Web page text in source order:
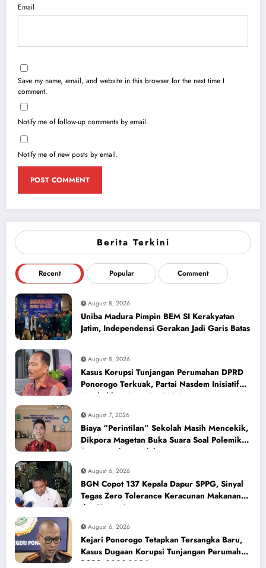
Berita Terkini
Recent Popular Comment
August 8, 2026
Uniba Madura Pimpin BEM SI Kerakyatan
Jatim, Independensi Gerakan Jadi Garis Batas
August 8, 2026
Kasus Korupsi Tunjangan Perumahan DPRD
Ponorogo Terkuak, Partai Nasdem Inisiatif
Kembalikan Uang Rp 748 Juta
August 7, 2026
Biaya “Perintilan” Sekolah Masih Mencekik,
Dikpora Magetan Buka Suara Soal Polemik
Seragam dan Modul
August 6, 2026
BGN Copot 137 Kepala Dapur SPPG, Sinyal
Tegas Zero Tolerance Keracunan Makanan
dan Korupsi
August 6, 2026
Kejari Ponorogo Tetapkan Tersangka Baru,
Kasus Dugaan Korupsi Tunjangan Perumahan
DPRD 2023-2026
Email
Save my name, email, and website in this browser for the next time I
comment.
Notify me of follow-up comments by email.
Notify me of new posts by email.